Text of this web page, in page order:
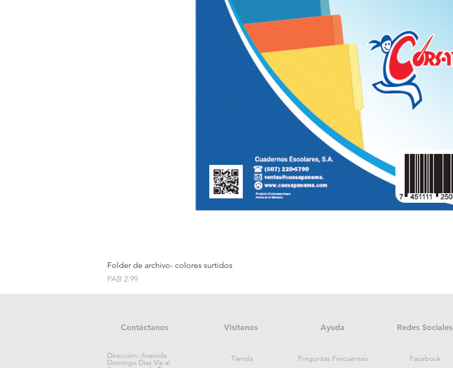
Folder de archivo- colores surtidos
Price
PAB 2.99
Contáctanos Visítanos Ayuda Redes Sociales
Dirección: Avenida
Domingo Díaz Vía al Tienda Preguntas Frecuentes Facebook